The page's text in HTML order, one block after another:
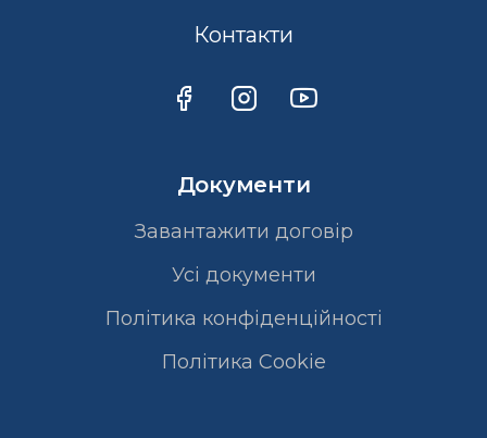
Контакти
Документи
Завантажити договір
Усі документи
Політика конфіденційності
Полiтика Cookie